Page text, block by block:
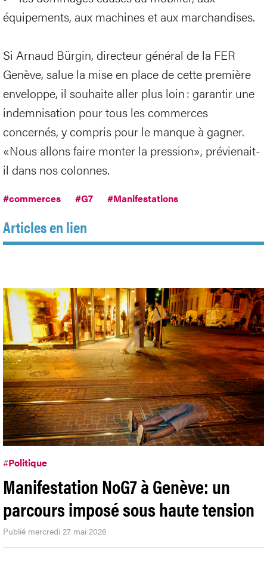
équipements, aux machines et aux marchandises.
Si Arnaud Bürgin, directeur général de la FER
Genève, salue la mise en place de cette première
enveloppe, il souhaite aller plus loin : garantir une
indemnisation pour tous les commerces
concernés, y compris pour le manque à gagner.
«Nous allons faire monter la pression», prévienait-
il dans nos colonnes.
#commerces #G7 #Manifestations
Articles en lien
#Politique
Manifestation NoG7 à Genève: un
parcours imposé sous haute tension
Publié mercredi 27 mai 2026